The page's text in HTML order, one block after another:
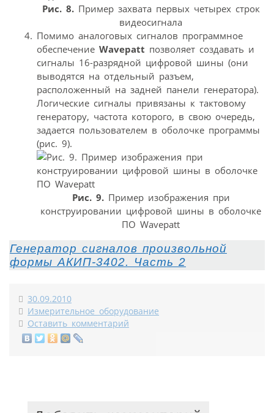
Рис. 8. Пример захвата первых четырех строк
видеосигнала
Помимо аналоговых сигналов программное
обеспечение Wavepatt позволяет создавать и
сигналы 16-разрядной цифровой шины (они
выводятся на отдельный разъем,
расположенный на задней панели генератора).
Логические сигналы привязаны к тактовому
генератору, частота которого, в свою очередь,
задается пользователем в оболочке программы
(рис. 9).
Рис. 9. Пример изображения при
конструировании цифровой шины в оболочке
ПО Wavepatt
Генератор сигналов произвольной
формы АКИП-3402. Часть 2
30.09.2010
Измерительное оборудование
Оставить комментарий